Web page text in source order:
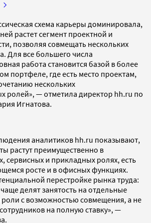
схема карьеры доминировала,
растет сегмент проектной и
позволяя совмещать нескольких
Для все большего числа
работа становится базой в более
портфеле, где есть место проектам,
нескольких
ролей», — отметила директор hh.ru по
Игнатова.
аналитиков hh.ru показывают,
растут преимущественно в
сервисных и прикладных ролях, есть
росте и в офисных функциях.
перестройке рынка труда:
делят занятость на отдельные
с возможностью совмещения, а не
на полную ставку», —